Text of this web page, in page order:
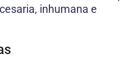
inhumana e